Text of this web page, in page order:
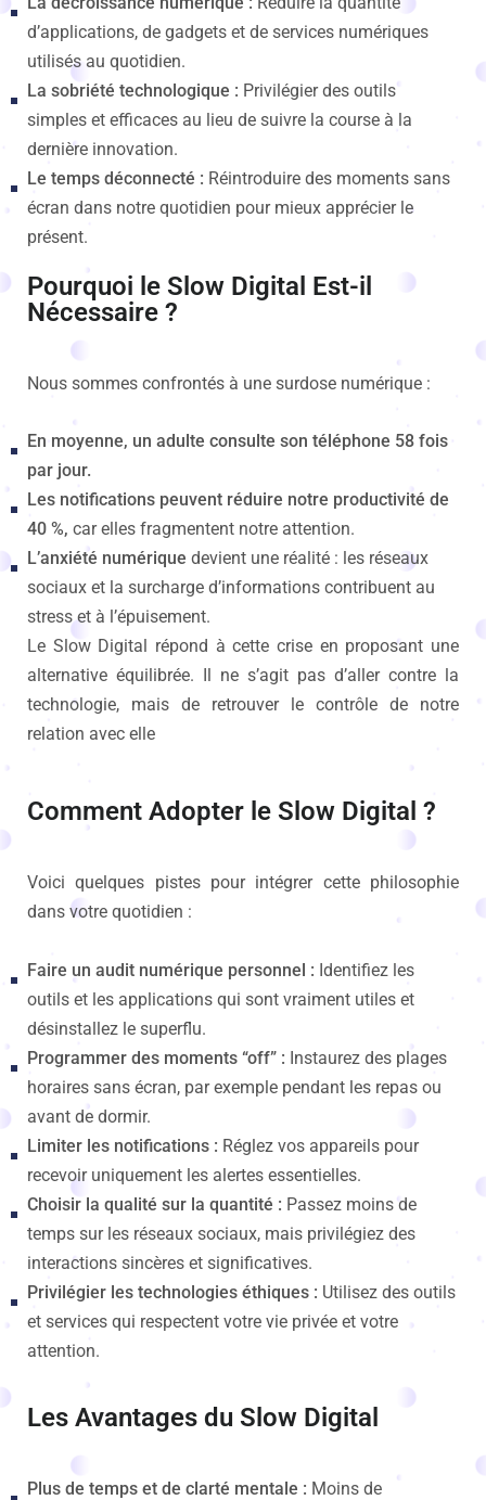
d’applications, de gadgets et de services numériques
utilisés au quotidien.
La sobriété technologique : Privilégier des outils
simples et efficaces au lieu de suivre la course à la
dernière innovation.
Le temps déconnecté : Réintroduire des moments sans
écran dans notre quotidien pour mieux apprécier le
présent.
Pourquoi le Slow Digital Est-il
Nécessaire ?
Nous sommes confrontés à une surdose numérique :
En moyenne, un adulte consulte son téléphone 58 fois
par jour.
Les notifications peuvent réduire notre productivité de
40 %, car elles fragmentent notre attention.
L’anxiété numérique devient une réalité : les réseaux
sociaux et la surcharge d’informations contribuent au
stress et à l’épuisement.
Le Slow Digital répond à cette crise en proposant une
alternative équilibrée. Il ne s’agit pas d’aller contre la
technologie, mais de retrouver le contrôle de notre
relation avec elle
Comment Adopter le Slow Digital ?
Voici quelques pistes pour intégrer cette philosophie
dans votre quotidien :
Faire un audit numérique personnel : Identifiez les
outils et les applications qui sont vraiment utiles et
désinstallez le superflu.
Programmer des moments “off” : Instaurez des plages
horaires sans écran, par exemple pendant les repas ou
avant de dormir.
Limiter les notifications : Réglez vos appareils pour
recevoir uniquement les alertes essentielles.
Choisir la qualité sur la quantité : Passez moins de
temps sur les réseaux sociaux, mais privilégiez des
interactions sincères et significatives.
Privilégier les technologies éthiques : Utilisez des outils
et services qui respectent votre vie privée et votre
attention.
Les Avantages du Slow Digital
Plus de temps et de clarté mentale : Moins de